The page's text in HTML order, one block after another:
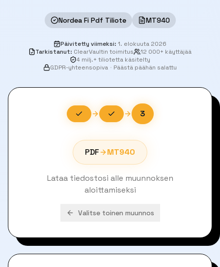
Nordea Fi Pdf Tiliote MT940
Päivitetty viimeksi: 1. elokuuta 2026
Tarkistanut: ClearVaultin toimitus
12 000+ käyttäjää
4 milj.+ tiliotetta käsitelty
GDPR-yhteensopiva · Päästä päähän salattu
3
PDF MT940
Lataa tiedostosi alle muunnoksen
aloittamiseksi
Valitse toinen muunnos